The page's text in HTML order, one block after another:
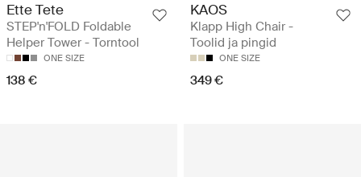
Ette Tete
STEP'n'FOLD Foldable
Helper Tower - Torntool
ONE SIZE
138 €
KAOS
Klapp High Chair -
Toolid ja pingid
ONE SIZE
349 €